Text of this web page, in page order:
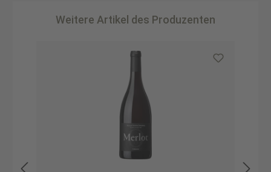
Weitere Artikel des Produzenten